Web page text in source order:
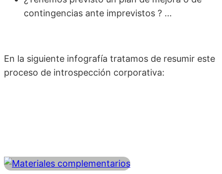
contingencias ante imprevistos ? …
En la siguiente infografía tratamos de resumir este
proceso de introspección corporativa: